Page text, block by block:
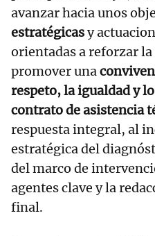
avanzar hacia unos
estratégicasy
orientadas a reforzar la
promover una
respeto, la igualdad y
contrato de asistencia
respuesta integral, al
estratégica del
del marco de
agentes clave y la
final.